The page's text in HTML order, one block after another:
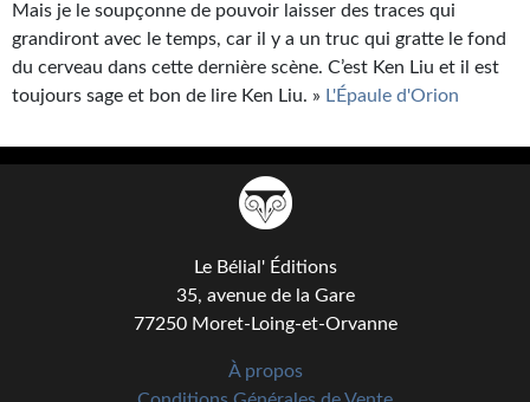
Mais je le soupçonne de pouvoir laisser des traces qui
grandiront avec le temps, car il y a un truc qui gratte le fond
du cerveau dans cette dernière scène. C’est Ken Liu et il est
toujours sage et bon de lire Ken Liu. » L'Épaule d'Orion
Le Bélial' Éditions
35, avenue de la Gare
77250 Moret-Loing-et-Orvanne
À propos